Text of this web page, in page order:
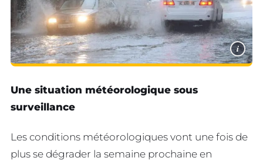
i
Une situation météorologique sous
surveillance
Les conditions météorologiques vont une fois de
plus se dégrader la semaine prochaine en